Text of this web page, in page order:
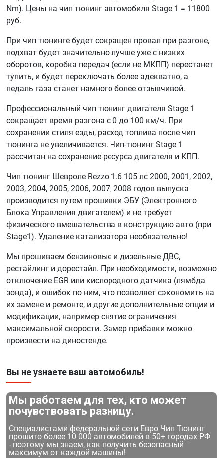
Nm). Цены на чип тюнинг автомобиля Stage 1 = 11800
руб.
При чип тюнинге будет сокращен провал при разгоне,
подхват будет значительно лучше уже с низких
оборотов, коробка передач (если не МКПП) перестанет
тупить, и будет переключать более адекватно, а
педаль газа станет намного более отзывчивой.
Профессиональный чип тюнинг двигателя Stage 1
сокращает время разгона с 0 до 100 км/ч. При
сохранении стиля езды, расход топлива после чип
тюнинга не увеличивается. Чип-тюнинг Stage 1
рассчитан на сохранение ресурса двигателя и КПП.
Чип тюнинг Шевроле Rezzo 1.6 105 лс 2000, 2001, 2002,
2003, 2004, 2005, 2006, 2007, 2008 годов выпуска
производится путем прошивки ЭБУ (Электронного
Блока Управления двигателем) и не требует
физического вмешательства в конструкцию авто (при
Stage1). Удаление катализатора необязательно!
Мы прошиваем бензиновые и дизельные ДВС,
рестайлинг и дорестайл. При необходимости, возможно
отключение EGR или кислородного датчика (лямбда
зонда), и ошибок по ним, что позволяет сэкономить на
их замене и ремонте, и другие дополнительные опции и
модификации, например снятие ограничения
максимальной скорости. Замер прибавки можно
произвести на диностенде.
Вы не узнаете ваш автомобиль!
Мы работаем для тех, кто может
почувствовать разницу.
Специалистами федеральной сети Евро Чип Тюнинг
прошито более 10 000 автомобилей в 50+ городах РФ
- поэтому мы знаем, как получить безопасный
максимум от каждой машины!